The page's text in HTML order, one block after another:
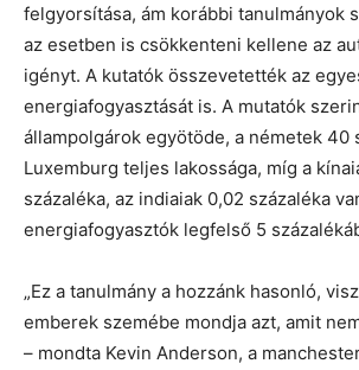
felgyorsítása, ám korábbi tanulmányok
az esetben is csökkenteni kellene az
igényt. A kutatók összevetették az
energiafogyasztását is. A mutatók
állampolgárok egyötöde, a németek 40
Luxemburg teljes lakossága, míg a
százaléka, az indiaiak 0,02 százaléka
energiafogyasztók legfelső 5
„Ez a tanulmány a hozzánk hasonló,
emberek szemébe mondja azt, amit
– mondta Kevin Anderson, a